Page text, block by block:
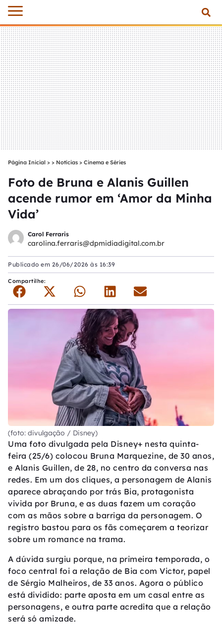
Página Inicial > Notícias > Cinema e Séries
Foto de Bruna e Alanis Guillen
acende rumor em ‘Amor da Minha
Vida’
Carol Ferraris
carolina.ferraris@dpmidiadigital.com.br
Publicado em 26/06/2026 às 16:39
Compartilhe:
(foto: divulgação / Disney)
Uma foto divulgada pela Disney+ nesta quinta-
feira (25/6) colocou Bruna Marquezine, de 30 anos,
e Alanis Guillen, de 28, no centro da conversa nas
redes. Em um dos cliques, a personagem de Alanis
aparece abraçando por trás Bia, protagonista
vivida por Bruna, e as duas fazem um coração
com as mãos sobre a barriga da personagem. O
registro bastou para os fãs começarem a teorizar
sobre um romance na trama.
A dúvida surgiu porque, na primeira temporada, o
foco central foi a relação de Bia com Victor, papel
de Sérgio Malheiros, de 33 anos. Agora o público
está dividido: parte aposta em um casal entre as
personagens, e outra parte acredita que a relação
será só amizade.